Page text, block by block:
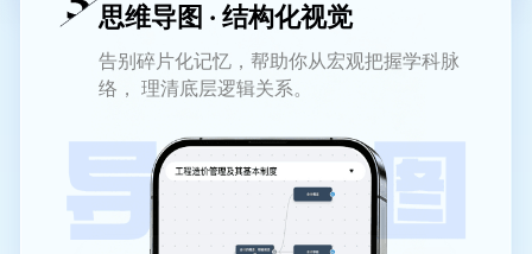
思维导图 · 结构化视觉
告别碎片化记忆，帮助你从宏观把握学科脉
络， 理清底层逻辑关系。